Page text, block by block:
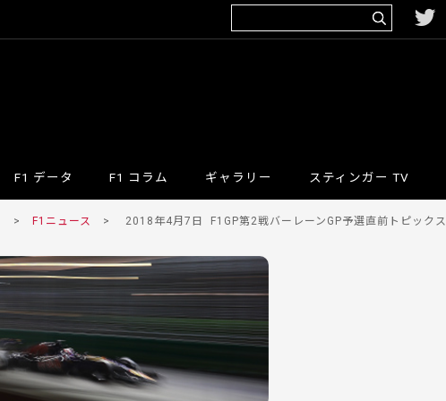
F1 データ F1 コラム ギャラリー スティンガー TV
> F1ニュース > 2018年4月7日 F1GP第2戦バーレーンGP予選直前トピックス